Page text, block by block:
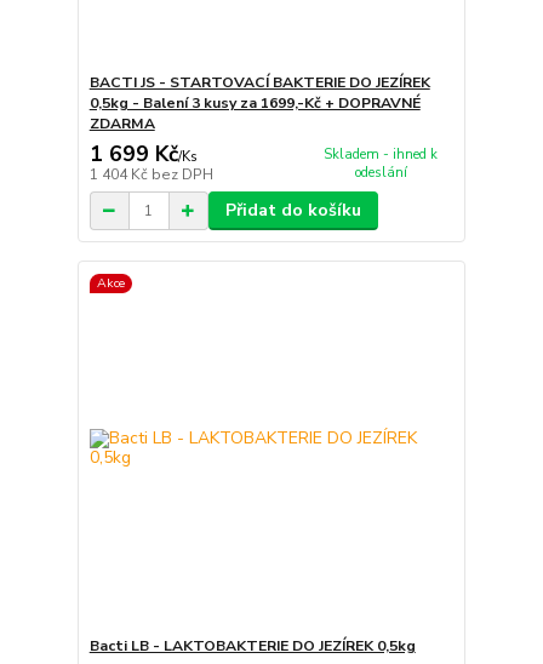
BACTI JS - STARTOVACÍ BAKTERIE DO JEZÍREK
0,5kg - Balení 3 kusy za 1699,-Kč + DOPRAVNÉ
ZDARMA
1 699 Kč/Ks
1 404 Kč bez DPH
Skladem - ihned k
odeslání
Přidat do košíku
Akce
Bacti LB - LAKTOBAKTERIE DO JEZÍREK 0,5kg